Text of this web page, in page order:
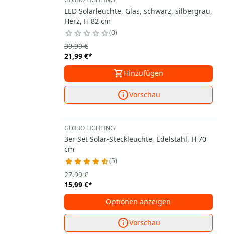
LED Solarleuchte, Glas, schwarz, silbergrau,
Herz, H 82 cm
0
21,99 €*
39,99 €
Hinzufügen
Vorschau
GLOBO LIGHTING
3er Set Solar-Steckleuchte, Edelstahl, H 70
cm
5
15,99 €*
27,99 €
Optionen anzeigen
Vorschau